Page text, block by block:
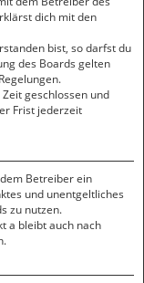
dich mit den
bist, so darfst du
des Boards gelten
geschlossen und
Frist jederzeit
Betreiber ein
und unentgeltliches
zu nutzen.
a bleibt auch nach